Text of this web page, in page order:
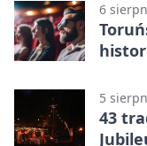
6
5
43